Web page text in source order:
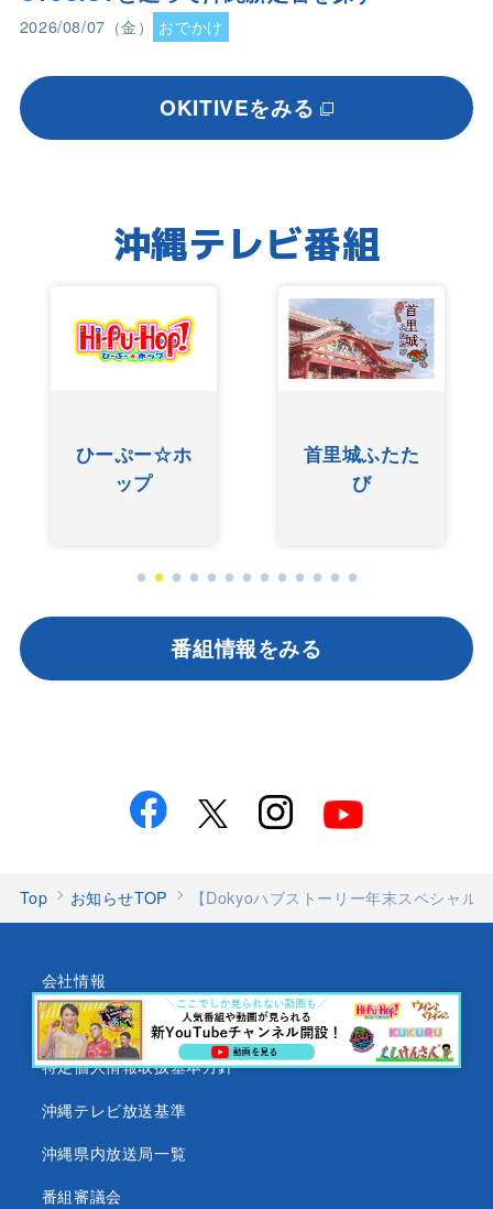
2026/08/07（金） おでかけ
OKITIVEをみる
沖縄テレビ番組
ひーぷー☆ホ
ップ
首里城ふたた
番組情報をみる
Top お知らせTOP 【Dokyoハブストーリー年末スペシャル
会社情報
個人情報について
特定個人情報取扱基本方針
沖縄テレビ放送基準
沖縄県内放送局一覧
番組審議会